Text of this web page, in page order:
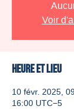
Voir
Heure et lieu
10 févr. 2025,
16:00 UTC−5